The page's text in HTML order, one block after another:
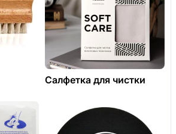
Салфетка для чистки